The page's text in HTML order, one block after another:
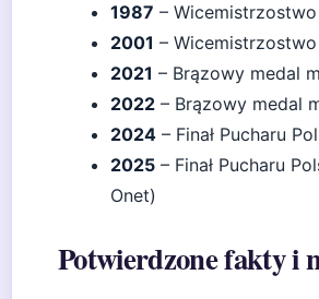
1987 –
2001 –
2021 – Brązowy medal
2022 – Brązowy medal
2024 – Finał Pucharu
2025 – Finał Pucharu
Onet)
Potwierdzone fakty i